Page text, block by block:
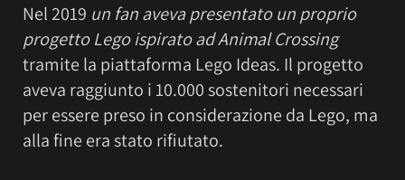
Nel 2019 un fan aveva presentato un proprio
progetto Lego ispirato ad Animal Crossing
tramite la piattaforma Lego Ideas. Il progetto
aveva raggiunto i 10.000 sostenitori necessari
per essere preso in considerazione da Lego, ma
alla fine era stato rifiutato.